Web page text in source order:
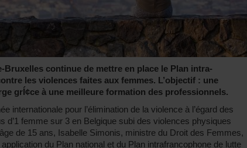
Bruxelles continue de mettre en place le Plan intra-
les violences faites aux femmes. L’objectif : une
grÍ¢ce à une meilleure formation des professionnels.
internationale pour l’élimination de la violence à l’égard des
d’1 femme sur 3 en Belgique subi des violences physiques
de 15 ans, Isabelle Simonis, ministre du Droit des Femmes,
du Plan national et du Plan intrafrancophone de lutte